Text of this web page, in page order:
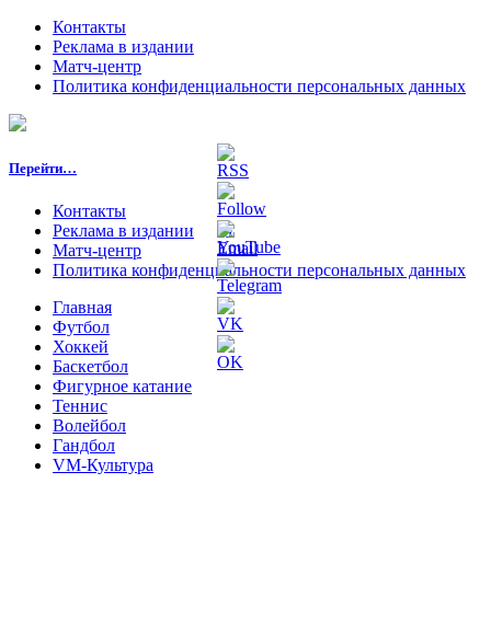
Контакты
Реклама в издании
Матч-центр
Политика конфиденциальности персональных данных
Перейти…
Контакты
Реклама в издании
Матч-центр
Политика конфиденциальности персональных данных
Главная
Футбол
Хоккей
Баскетбол
Фигурное катание
Теннис
Волейбол
Гандбол
VM-Культура